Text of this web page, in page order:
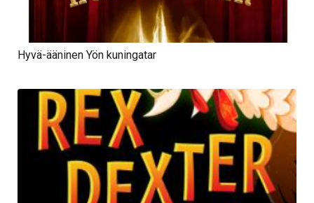
Hyvä-ääninen Yön kuningatar